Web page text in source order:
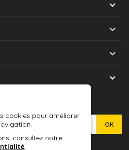




cookies pour améliorer
consultez notre
.
D'INFORMATIONS